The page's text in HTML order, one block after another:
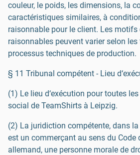
couleur, le poids, les dimensions, la
caractéristiques similaires, à
raisonnable pour le client. Les
raisonnables peuvent varier selon
processus techniques de production.
§ 11 Tribunal compétent - Lieu
(1) Le lieu d‘exécution pour toutes
social de TeamShirts à Leipzig.
(2) La juridiction compétente, dans
est un commerçant au sens du Code
allemand, une personne morale de